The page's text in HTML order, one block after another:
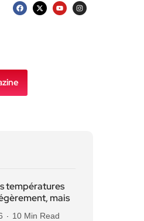
températures
mais
10 Min Read